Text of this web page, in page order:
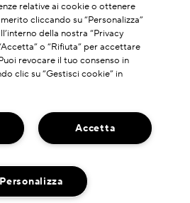
relative ai cookie o ottenere
cliccando su “Personalizza”
della nostra “Privacy
o “Rifiuta” per accettare
revocare il tuo consenso in
clic su “Gestisci cookie” in
Accetta
Personalizza